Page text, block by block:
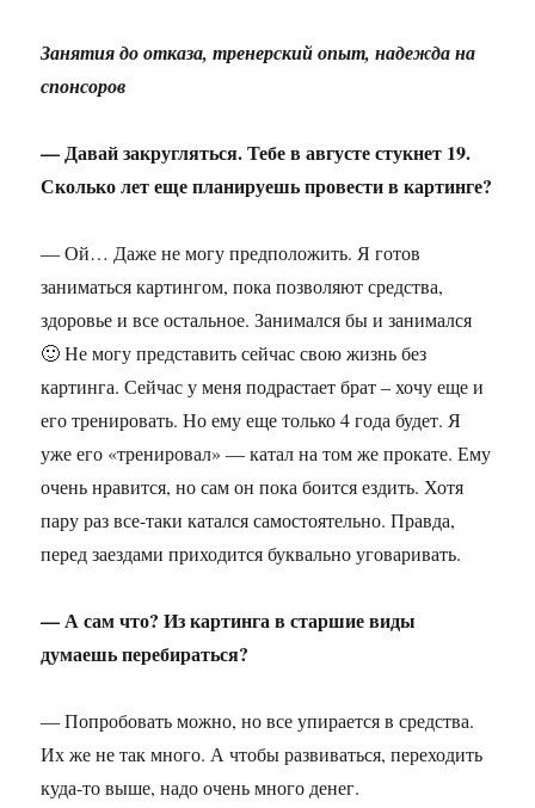
Занятия до отказа, тренерский опыт, надежда на
спонсоров
— Давай закругляться. Тебе в августе стукнет 19.
Сколько лет еще планируешь провести в картинге?
— Ой… Даже не могу предположить. Я готов
заниматься картингом, пока позволяют средства,
здоровье и все остальное. Занимался бы и занимался
🙂 Не могу представить сейчас свою жизнь без
картинга. Сейчас у меня подрастает брат – хочу еще и
его тренировать. Но ему еще только 4 года будет. Я
уже его «тренировал» — катал на том же прокате. Ему
очень нравится, но сам он пока боится ездить. Хотя
пару раз все-таки катался самостоятельно. Правда,
перед заездами приходится буквально уговаривать.
— А сам что? Из картинга в старшие виды
думаешь перебираться?
— Попробовать можно, но все упирается в средства.
Их же не так много. А чтобы развиваться, переходить
куда-то выше, надо очень много денег.